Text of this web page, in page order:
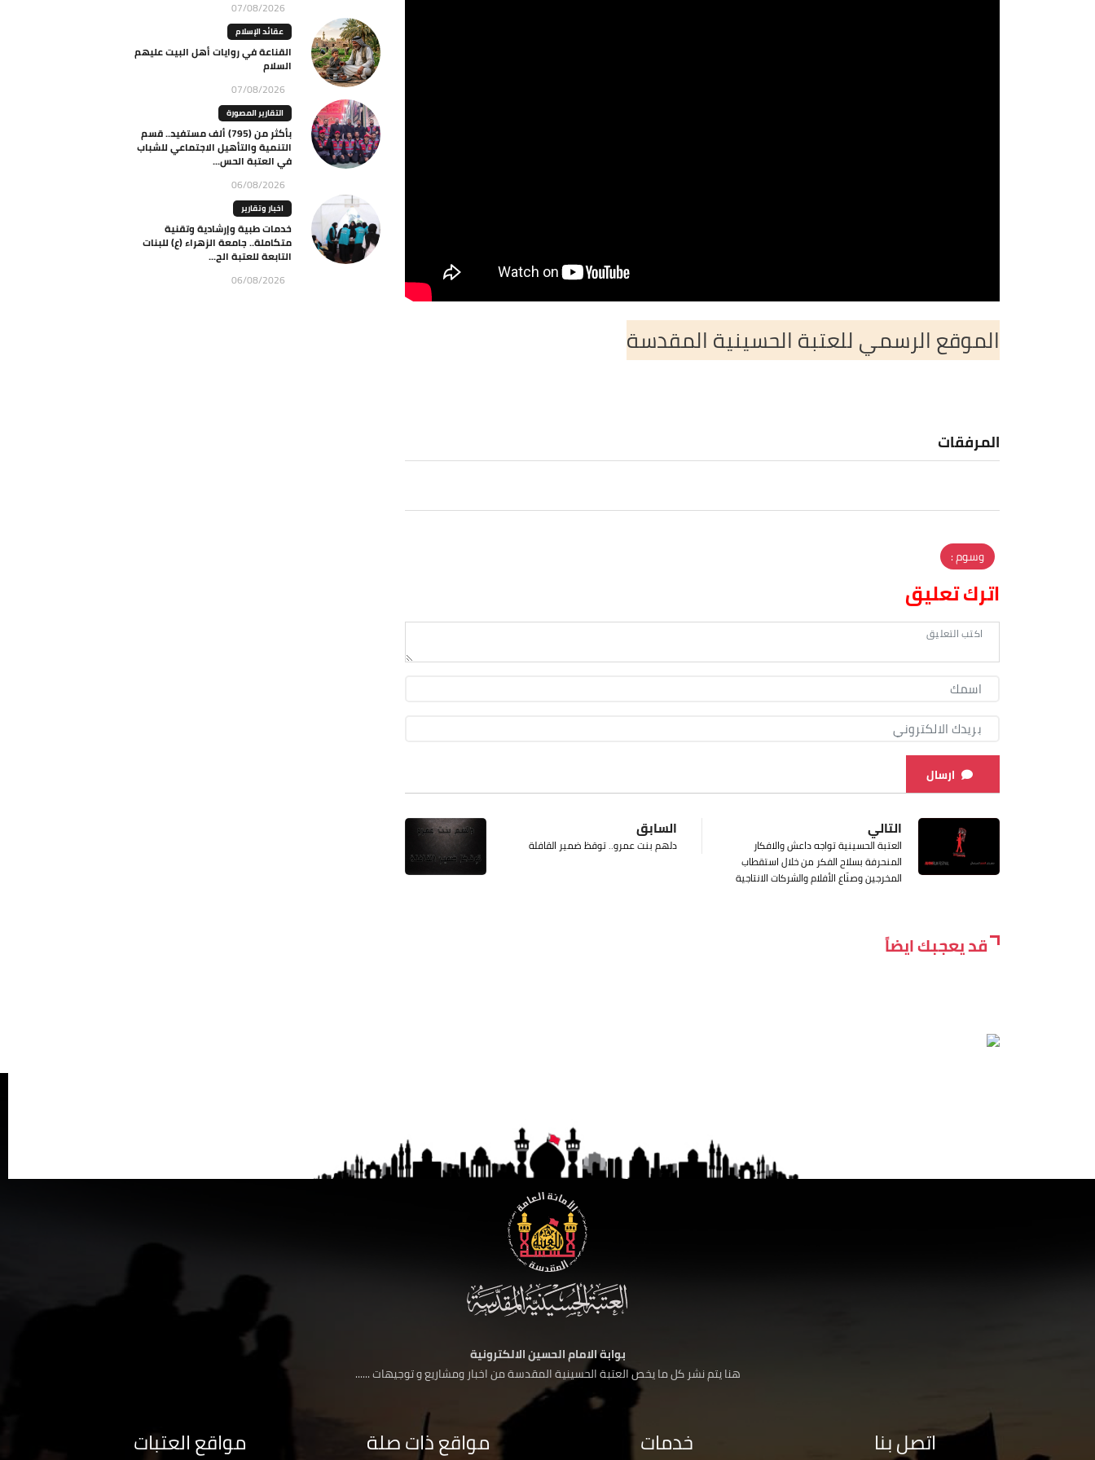
الموقع الرسمي للعتبة الحسينية المقدسة
المرفقات
وسوم :
اترك تعليق
ارسال
السابق
دلهم بنت عمرو.. توقظ ضمير القافلة
التالي
العتبة الحسينية تواجه داعش والافكار
المنحرفة بسلاح الفكر من خلال استقطاب
المخرجين وصنّاع الأفلام والشركات الانتاجية
قد يعجبك ايضاً
07/08/2026
عقائد الإسلام
القناعة في روايات أهل البيت عليهم
السلام
07/08/2026
التقارير المصورة
بأكثر من (795) ألف مستفيد.. قسم
التنمية والتأهيل الاجتماعي للشباب
في العتبة الحس...
06/08/2026
اخبار وتقارير
خدمات طبية وإرشادية وتقنية
متكاملة.. جامعة الزهراء (ع) للبنات
التابعة للعتبة الح...
06/08/2026
بوابة الامام الحسين الالكترونية
هنا يتم نشر كل ما يخص العتبة الحسينية المقدسة من اخبار ومشاريع و توجيهات ......
اتصل بنا خدمات مواقع ذات صلة مواقع العتبات